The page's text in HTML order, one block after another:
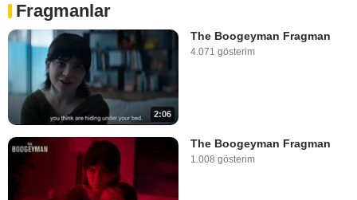
Fragmanlar
2:06
The Boogeyman Fragman
4.071 gösterim
The Boogeyman Fragman
1.008 gösterim